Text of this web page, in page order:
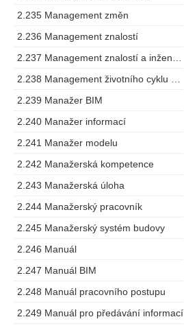
2.235 Management změn
2.236 Management znalostí
2.239 Manažer BIM
2.240 Manažer informací
2.241 Manažer modelu
2.242 Manažerská kompetence
2.243 Manažerská úloha
2.244 Manažerský pracovník
2.245 Manažerský systém budovy
2.246 Manuál
2.247 Manuál BIM
2.248 Manuál pracovního postupu
2.249 Manuál pro předávání informací